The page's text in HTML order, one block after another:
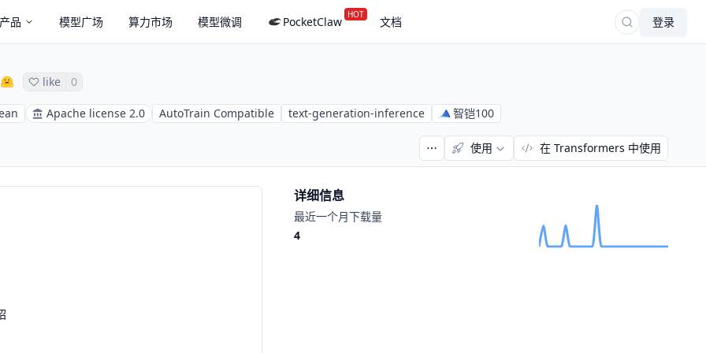
品 模型广场 算力市场 模型微调 PocketClaw HOT 文档 登录
like 0
Apache license 2.0 AutoTrain Compatible text-generation-inference 智铠100
使用 在 Transformers 中使用
详细信息
最近一个月下载量
4